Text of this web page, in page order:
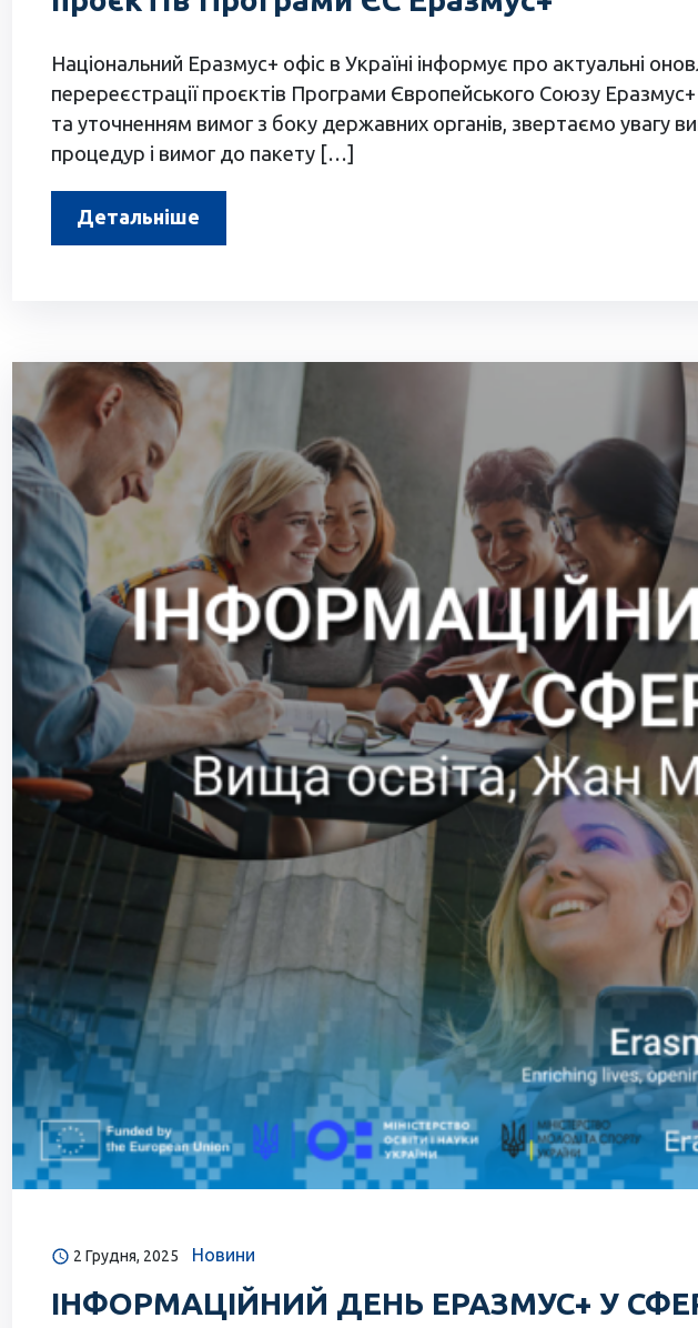
Національний Еразмус+ офіс в Україні інформує про актуальні
перереєстрації проєктів Програми Європейського Союзу
та уточненням вимог з боку державних органів, звертаємо увагу
процедур і вимог до пакету […]
Детальніше
2 Грудня, 2025 Новини
ІНФОРМАЦІЙНИЙ ДЕНЬ ЕРАЗМУС+ У